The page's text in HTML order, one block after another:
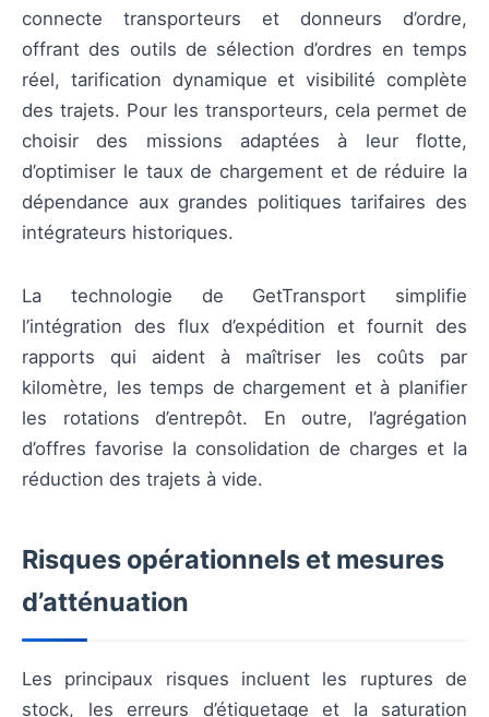
connecte transporteurs et donneurs d’ordre,
offrant des outils de sélection d’ordres en temps
réel, tarification dynamique et visibilité complète
des trajets. Pour les transporteurs, cela permet de
choisir des missions adaptées à leur flotte,
d’optimiser le taux de chargement et de réduire la
dépendance aux grandes politiques tarifaires des
intégrateurs historiques.
La technologie de GetTransport simplifie
l’intégration des flux d’expédition et fournit des
rapports qui aident à maîtriser les coûts par
kilomètre, les temps de chargement et à planifier
les rotations d’entrepôt. En outre, l’agrégation
d’offres favorise la consolidation de charges et la
réduction des trajets à vide.
Risques opérationnels et mesures
d’atténuation
Les principaux risques incluent les ruptures de
stock, les erreurs d’étiquetage et la saturation